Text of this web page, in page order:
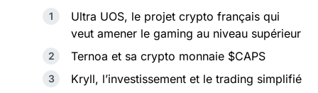
Ultra UOS, le projet crypto français qui
veut amener le gaming au niveau supérieur
Ternoa et sa crypto monnaie $CAPS
Kryll, l’investissement et le trading simplifié